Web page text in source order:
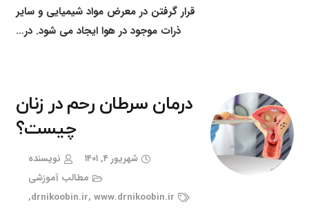
قرار گرفتن در معرض مواد شیمیایی و سایر
ذرات موجود در هوا ایجاد می شود. در…
درمان سرطان رحم در زنان
چیست؟
شهریور ۴, ۱۴۰۱
نویسنده
مطالب آموزشی
drnikoobin.ir, www.drnikoobin.ir
,